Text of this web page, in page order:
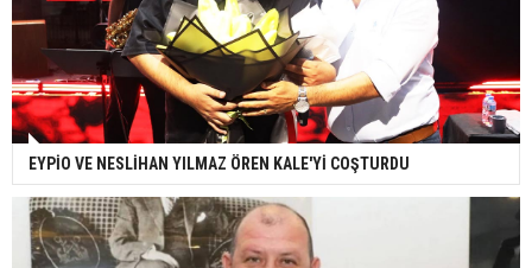
EYPİO VE NESLİHAN YILMAZ ÖREN KALE'Yİ COŞTURDU